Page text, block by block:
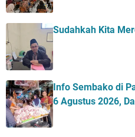
Sudahkah Kita
Info Sembako di
6 Agustus 2026,